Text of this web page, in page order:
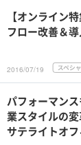
【オンライン
フロー改善＆
2016/07/19
パフォーマン
業スタイルの
サテライトオ